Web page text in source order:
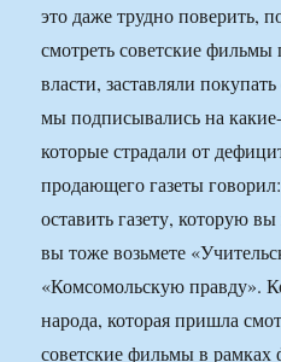
это даже трудно поверить,
смотреть советские
власти, заставляли
мы подписывались на
которые страдали от
продающего газеты
оставить газету, которую
вы тоже возьмете
«Комсомольскую правду».
народа, которая пришла
советские фильмы в рамках